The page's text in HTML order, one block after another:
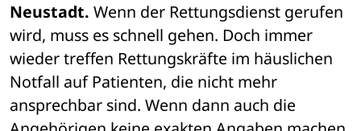
Neustadt. Wenn der Rettungsdienst gerufen
wird, muss es schnell gehen. Doch immer
wieder treffen Rettungskräfte im häuslichen
Notfall auf Patienten, die nicht mehr
ansprechbar sind. Wenn dann auch die